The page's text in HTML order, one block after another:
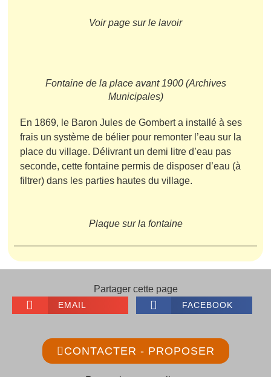
Voir page sur le lavoir
Fontaine de la place avant 1900 (Archives
Municipales)
En 1869, le Baron Jules de Gombert a installé à ses
frais un système de bélier pour remonter l’eau sur la
place du village. Délivrant un demi litre d’eau pas
seconde, cette fontaine permis de disposer d’eau (à
filtrer) dans les parties hautes du village.
Plaque sur la fontaine
Partager cette page
EMAIL FACEBOOK
CONTACTER - PROPOSER